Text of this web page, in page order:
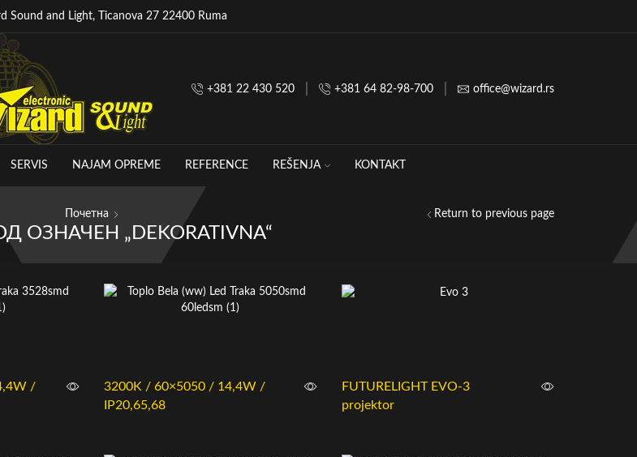
Sound and Light, Ticanova 27 22400 Ruma
+381 22 430 520 +381 64 82-98-700 office@wizard.rs
SERVIS NAJAM OPREME REFERENCE REŠENJA KONTAKT
Почетна
OЗНАЧЕН „DEKORATIVNA“
Return to previous page
/
3200K / 60×5050 / 14,4W /
IP20,65,68
FUTURELIGHT EVO-3
projektor